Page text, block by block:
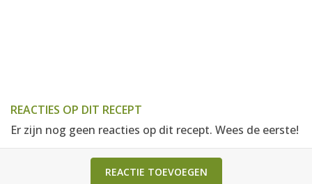
REACTIES OP DIT RECEPT
Er zijn nog geen reacties op dit recept. Wees de eerste!
REACTIE TOEVOEGEN